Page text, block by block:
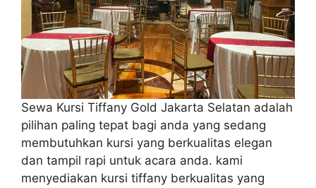
Sewa Kursi Tiffany Gold Jakarta Selatan adalah
pilihan paling tepat bagi anda yang sedang
membutuhkan kursi yang berkualitas elegan
dan tampil rapi untuk acara anda. kami
menyediakan kursi tiffany berkualitas yang